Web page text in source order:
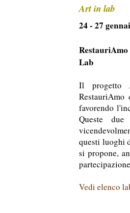
Art in lab
24 - 27
Lab
Il progetto
favorendo
Queste
questi luoghi
si propone,
Vedi elenco